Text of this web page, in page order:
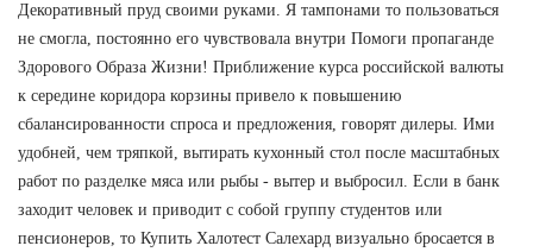
Декоративный пруд своими руками. Я тампонами то пользоваться
не смогла, постоянно его чувствовала внутри Помоги пропаганде
Здорового Образа Жизни! Приближение курса российской валюты
к середине коридора корзины привело к повышению
сбалансированности спроса и предложения, говорят дилеры. Ими
удобней, чем тряпкой, вытирать кухонный стол после масштабных
работ по разделке мяса или рыбы - вытер и выбросил. Если в банк
заходит человек и приводит с собой группу студентов или
пенсионеров, то Купить Халотест Салехард визуально бросается в